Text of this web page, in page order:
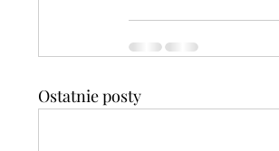
Ostatnie posty